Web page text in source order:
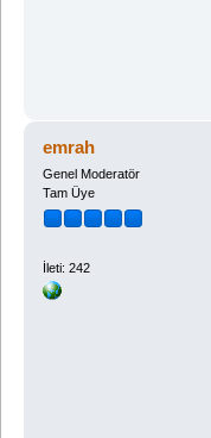
emrah
Genel Moderatör
Tam Üye
İleti: 242